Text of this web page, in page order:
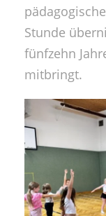
Stunde
fünfzehn
mitbringt.